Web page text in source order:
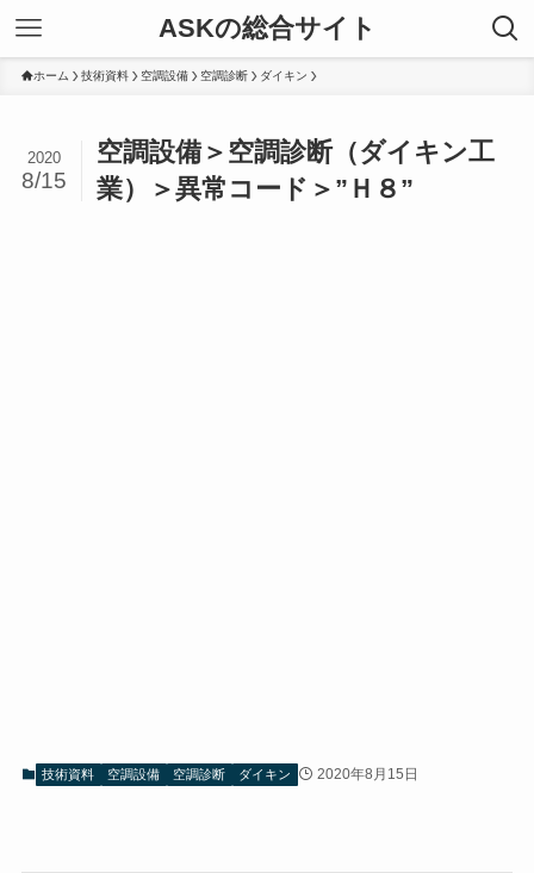
ASKの総合サイト
ホーム 技術資料 空調設備 空調診断 ダイキン
空調設備＞空調診断（ダイキン工
業）＞異常コード＞”Ｈ８”
2020
8/15
技術資料 空調設備 空調診断 ダイキン 2020年8月15日